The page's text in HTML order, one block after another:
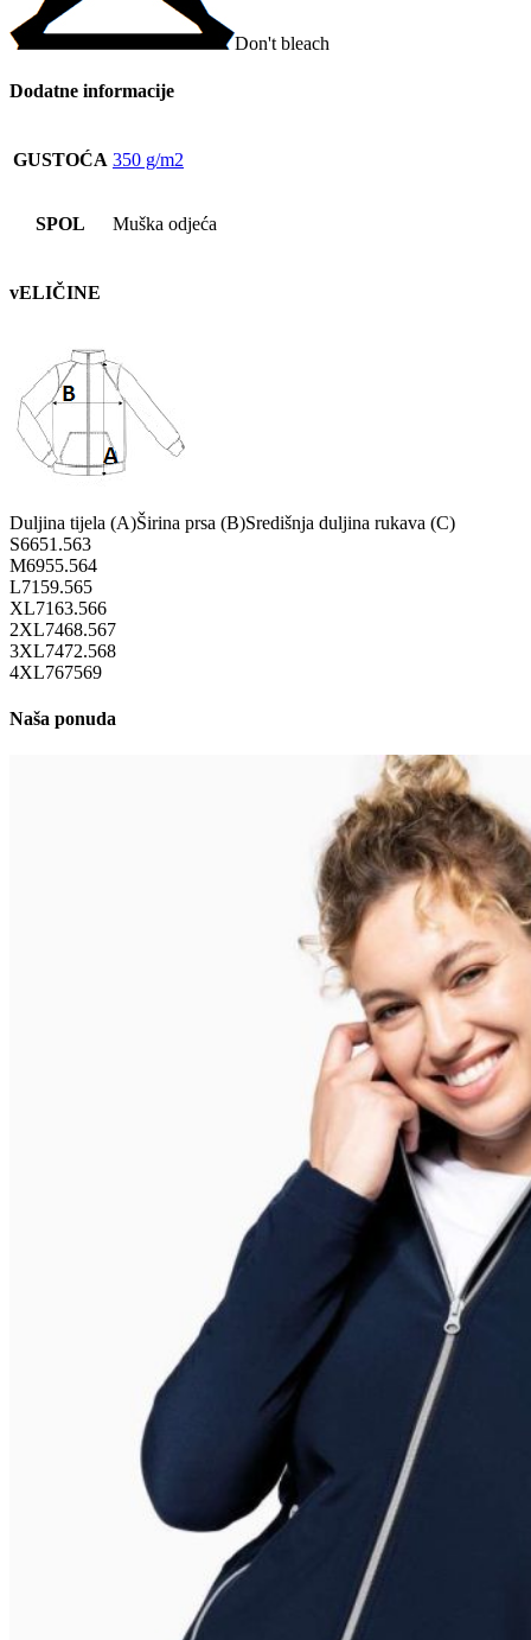
Don't bleach
Dodatne informacije
GUSTOĆA 350 g/m2
SPOL Muška odjeća
vELIČINE
Duljina tijela (A)Širina prsa (B)Središnja duljina rukava (C)
S6651.563
M6955.564
L71 59.565
XL7163.566
2XL7468.567
3XL7472.568
4XL767569
Naša ponuda